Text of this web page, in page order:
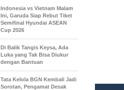
Indonesia vs Vietnam Malam
Ini, Garuda Siap Rebut Tiket
Semifinal Hyundai ASEAN
Cup 2026
Di Balik Tangis Keysa, Ada
Luka yang Tak Bisa Diukur
dengan Bantuan
Tata Kelola BGN Kembali Jadi
Sorotan, Pengamat Desak